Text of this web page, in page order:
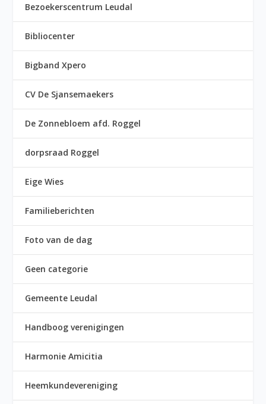
Bezoekerscentrum Leudal
Bibliocenter
Bigband Xpero
CV De Sjansemaekers
De Zonnebloem afd. Roggel
dorpsraad Roggel
Eige Wies
Familieberichten
Foto van de dag
Geen categorie
Gemeente Leudal
Handboog verenigingen
Harmonie Amicitia
Heemkundevereniging